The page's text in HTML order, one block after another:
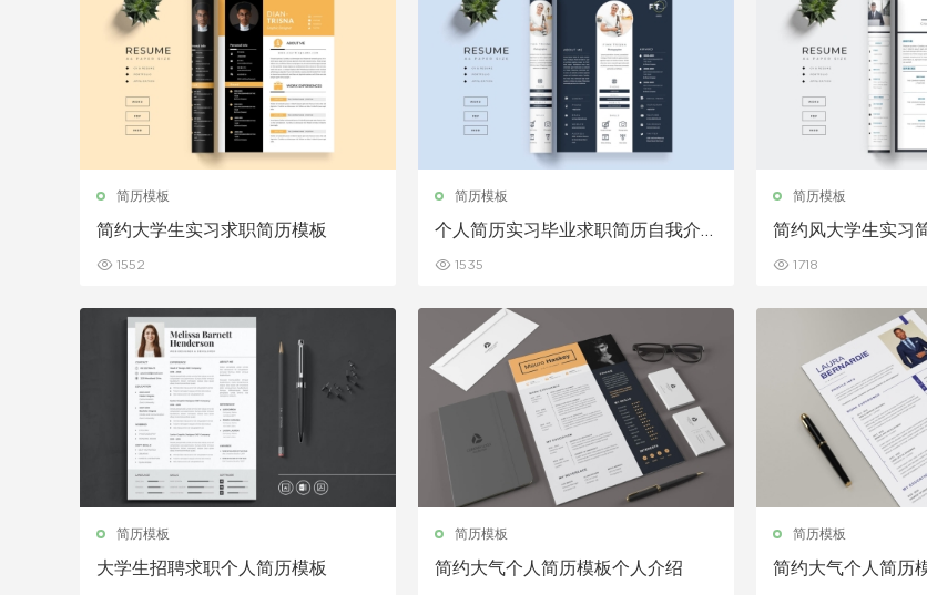
简历模板
简约大学生实习求职简历模板
1552
简历模板
个人简历实习毕业求职简历自我介
1535
简历模板
简约风大学生实习
1718
简历模板
大学生招聘求职个人简历模板
简历模板
简约大气个人简历模板个人介绍
简历模板
简约大气个人简历